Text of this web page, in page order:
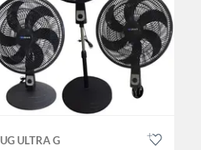
UG ULTRA G